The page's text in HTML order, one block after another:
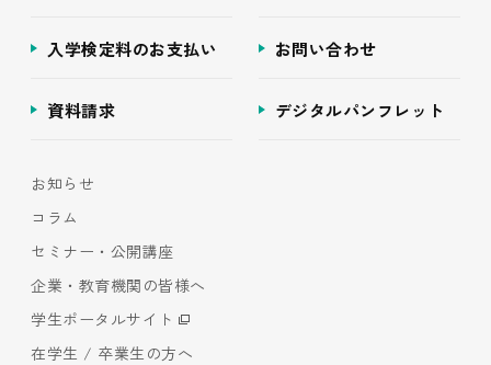
入学検定料のお支払い お問い合わせ
資料請求 デジタルパンフレット
お知らせ
コラム
セミナー・公開講座
企業・教育機関の皆様へ
学生ポータルサイト
在学生 / 卒業生の方へ